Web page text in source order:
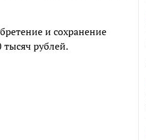
и сохранение
тысяч рублей.